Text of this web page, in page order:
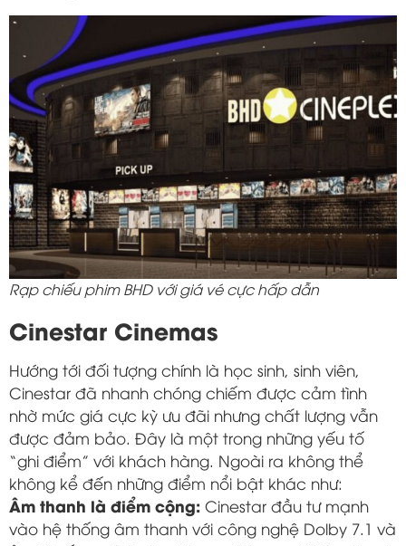
Rạp chiếu phim BHD với giá vé cực hấp dẫn
Cinestar Cinemas
Hướng tới đối tượng chính là học sinh, sinh viên,
Cinestar đã nhanh chóng chiếm được cảm tình
nhờ mức giá cực kỳ ưu đãi nhưng chất lượng vẫn
được đảm bảo. Đây là một trong những yếu tố
“ghi điểm” với khách hàng. Ngoài ra không thể
không kể đến những điểm nổi bật khác như:
Âm thanh là điểm cộng: Cinestar đầu tư mạnh
vào hệ thống âm thanh với công nghệ Dolby 7.1 và